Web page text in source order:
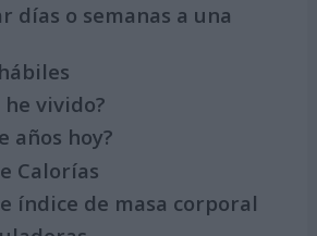
días o semanas a una
he vivido?
años hoy?
Calorías
índice de masa corporal